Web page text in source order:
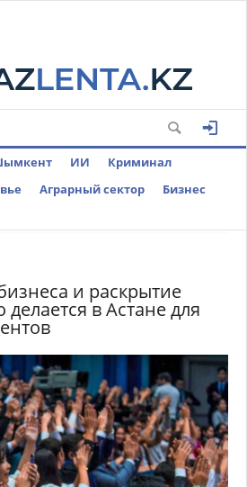
ИИ
Криминал
Аграрный сектор
Бизнес
и раскрытие
в Астане для